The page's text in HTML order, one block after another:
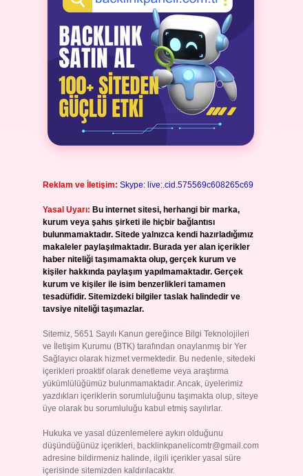
Reklam ve İletişim: Skype: live:.cid.575569c608265c69
Yasal Uyarı: Bu internet sitesi, herhangi bir marka,
kurum veya şahıs şirketi ile hiçbir bağlantısı
bulunmamaktadır. Sitede yalnızca kendi hazırladığımız
makaleler paylaşılmaktadır. Burada yer alan içerikler
haber niteliği taşımamakta olup, gerçek kurum ve
kişiler hakkında paylaşım yapılmamaktadır. Gerçek
kurum ve kişiler ile isim benzerlikleri tamamen
tesadüfidir. Sitemizdeki bilgiler taslak halindedir ve
tavsiye niteliği taşımazlar.
Sitemiz, 5651 Sayılı Kanun gereğince Bilgi Teknolojileri
ve İletişim Kurumu (BTK) tarafından onaylanmış bir Yer
Sağlayıcı olarak hizmet vermektedir. Bu nedenle, sitedeki
içerikleri proaktif olarak denetleme veya araştırma
yükümlülüğümüz bulunmamaktadır. Ancak, üyelerimiz
yazdıkları içeriklerin sorumluluğunu taşımakta olup, siteye
üye olarak bu sorumluluğu kabul etmiş sayılırlar.
Hukuka ve yasal düzenlemelere aykırı olduğunu
düşündüğünüz içerikleri, backlinkpanelicomtr@gmail.com
adresine bildirmeniz halinde, ilgili içerikler yasal süre
içerisinde sitemizden kaldırılacaktır.